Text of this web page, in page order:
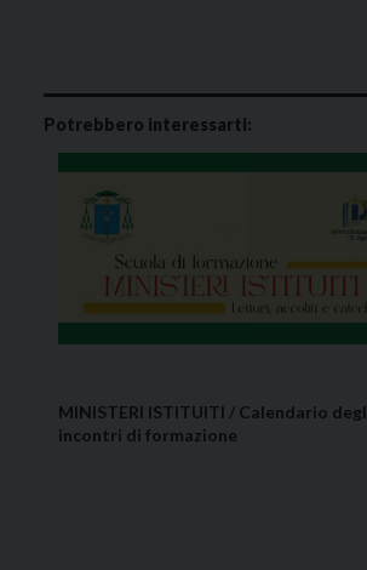
Potrebbero interessarti:
MINISTERI ISTITUITI / Calendario
incontri di formazione